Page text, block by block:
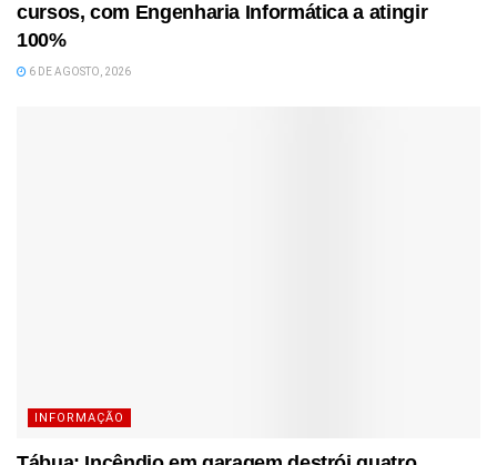
cursos, com Engenharia Informática a atingir
100%
6 DE AGOSTO, 2026
INFORMAÇÃO